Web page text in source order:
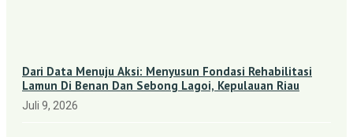
Dari Data Menuju Aksi: Menyusun Fondasi Rehabilitasi
Lamun Di Benan Dan Sebong Lagoi, Kepulauan Riau
Juli 9, 2026